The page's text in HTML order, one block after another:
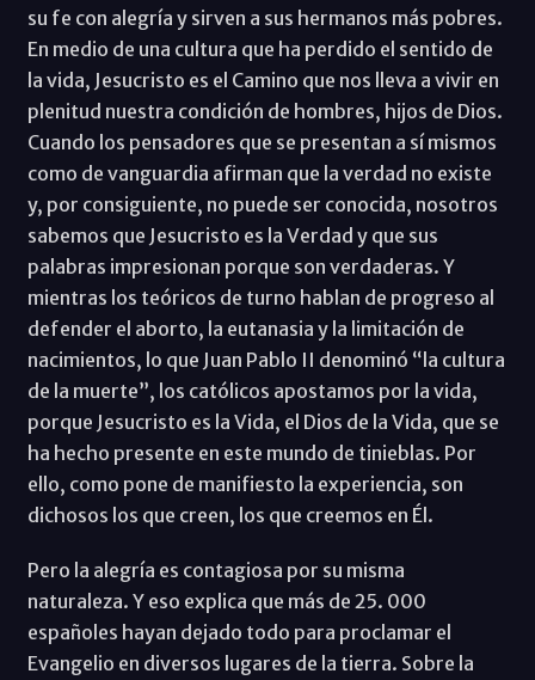
su fe con alegría y sirven a sus hermanos más pobres.
En medio de una cultura que ha perdido el sentido de
la vida, Jesucristo es el Camino que nos lleva a vivir en
plenitud nuestra condición de hombres, hijos de Dios.
Cuando los pensadores que se presentan a sí mismos
como de vanguardia afirman que la verdad no existe
y, por consiguiente, no puede ser conocida, nosotros
sabemos que Jesucristo es la Verdad y que sus
palabras impresionan porque son verdaderas. Y
mientras los teóricos de turno hablan de progreso al
defender el aborto, la eutanasia y la limitación de
nacimientos, lo que Juan Pablo II denominó “la cultura
de la muerte”, los católicos apostamos por la vida,
porque Jesucristo es la Vida, el Dios de la Vida, que se
ha hecho presente en este mundo de tinieblas. Por
ello, como pone de manifiesto la experiencia, son
dichosos los que creen, los que creemos en Él.
Pero la alegría es contagiosa por su misma
naturaleza. Y eso explica que más de 25. 000
españoles hayan dejado todo para proclamar el
Evangelio en diversos lugares de la tierra. Sobre la